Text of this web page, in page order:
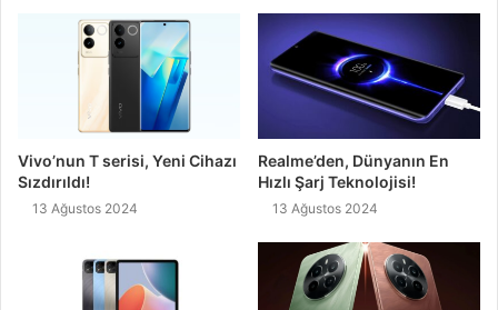
Vivo’nun T serisi, Yeni Cihazı
Sızdırıldı!
13 Ağustos 2024
Realme’den, Dünyanın En
Hızlı Şarj Teknolojisi!
13 Ağustos 2024